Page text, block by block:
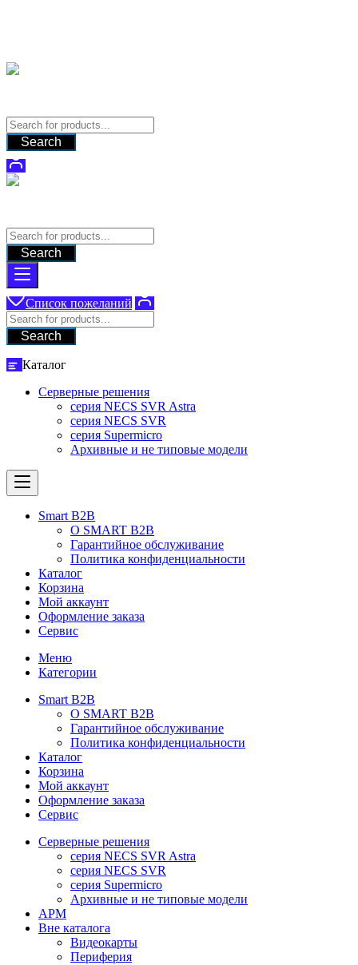
Search
Search
Список пожеланий
Search
Каталог
Серверные решения
серия NECS SVR Astra
серия NECS SVR
серия Supermicro
Архивные и не типовые модели
Smart B2B
О SMART B2B
Гарантийное обслуживание
Политика конфиденциальности
Каталог
Корзина
Мой аккаунт
Оформление заказа
Сервис
Меню
Категории
Smart B2B
О SMART B2B
Гарантийное обслуживание
Политика конфиденциальности
Каталог
Корзина
Мой аккаунт
Оформление заказа
Сервис
Серверные решения
серия NECS SVR Astra
серия NECS SVR
серия Supermicro
Архивные и не типовые модели
АРМ
Вне каталога
Видеокарты
Периферия